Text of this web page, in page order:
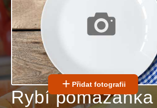
Přidat fotografii
Rybí pomazánka